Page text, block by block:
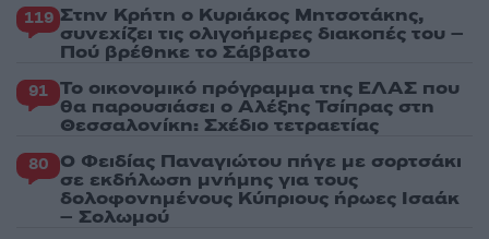
119 Στην Κρήτη ο Κυριάκος Μητσοτάκης,
συνεχίζει τις ολιγοήμερες διακοπές του –
Πού βρέθηκε το Σάββατο
91 Το οικονομικό πρόγραμμα της ΕΛΑΣ που
θα παρουσιάσει ο Αλέξης Τσίπρας στη
Θεσσαλονίκη: Σχέδιο τετραετίας
80 Ο Φειδίας Παναγιώτου πήγε με σορτσάκι
σε εκδήλωση μνήμης για τους
δολοφονημένους Κύπριους ήρωες Ισαάκ
– Σολωμού